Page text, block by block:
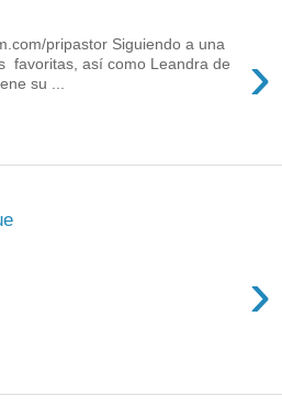
›
pripastor Siguiendo a una
favoritas, así como Leandra de
su ...
›